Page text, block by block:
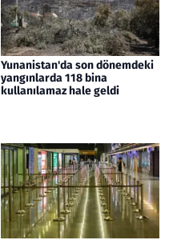
Yunanistan'da son dönemdeki
yangınlarda 118 bina
kullanılamaz hale geldi